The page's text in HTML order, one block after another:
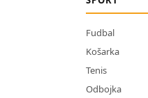
Fudbal
Košarka
Tenis
Odbojka